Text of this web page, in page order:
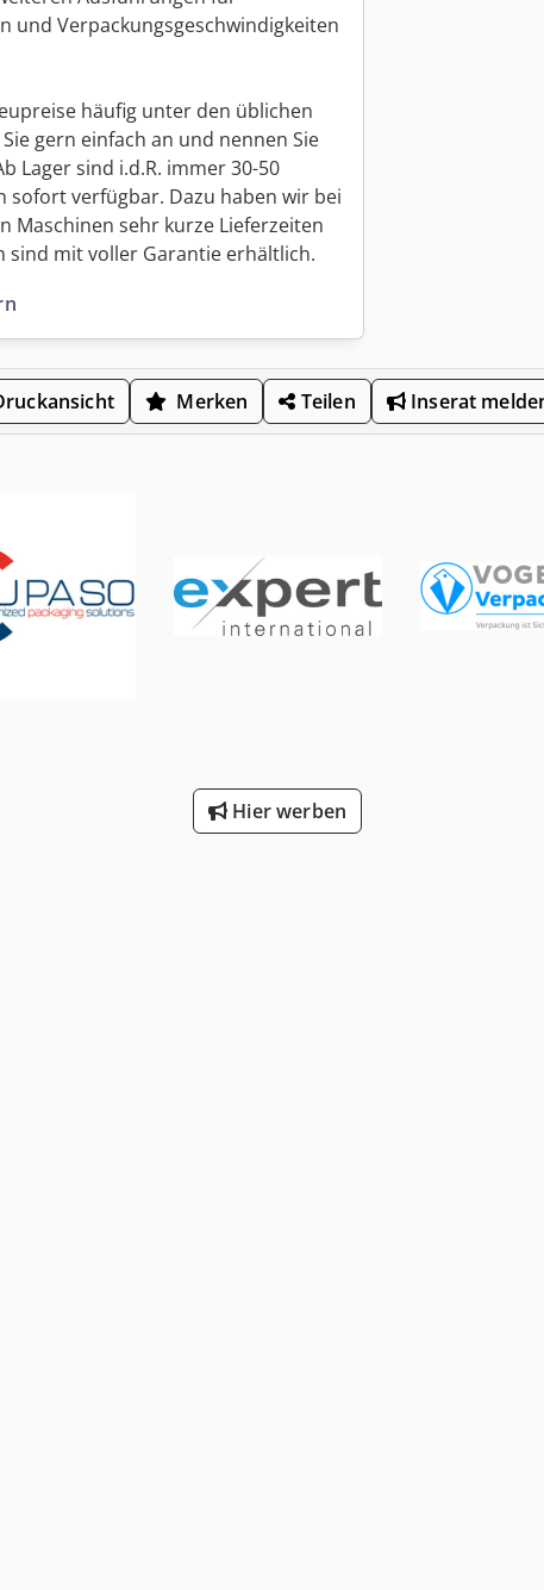
und Verpackungsgeschwindigkeiten
häufig unter den üblichen
gern einfach an und nennen Sie
Lager sind i.d.R. immer 30-50
sofort verfügbar. Dazu haben wir bei
Maschinen sehr kurze Lieferzeiten
sind mit voller Garantie erhältlich.
Merken Teilen Inserat
Hier werben